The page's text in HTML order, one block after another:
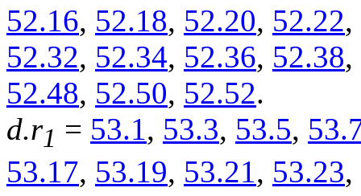
52.16, 52.18, 52.20, 52.22,
52.32, 52.34, 52.36, 52.38,
52.48, 52.50, 52.52.
d.r1 = 53.1, 53.3, 53.5,
53.17, 53.19, 53.21 , 53.23,